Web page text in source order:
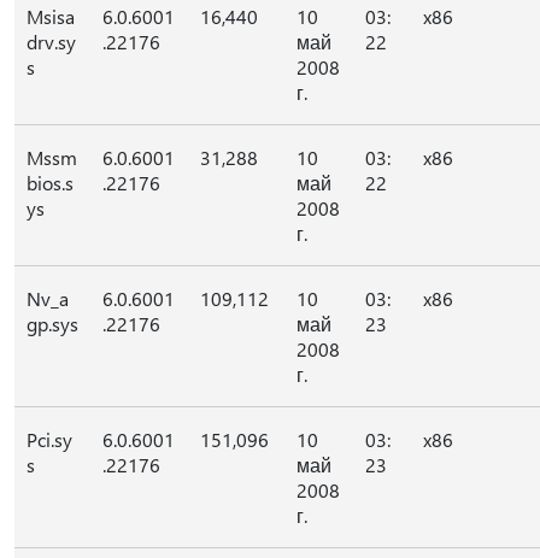
Msisa
drv.sy
s
6.0.6001
.22176
16,440
10
май
2008
г.
03:
22
x86
Mssm
bios.s
ys
6.0.6001
.22176
31,288
10
май
2008
г.
03:
22
x86
Nv_a
gp.sys
6.0.6001
.22176
109,112
10
май
2008
г.
03:
23
x86
Pci.sy
s
6.0.6001
.22176
151,096
10
май
2008
г.
03:
23
x86